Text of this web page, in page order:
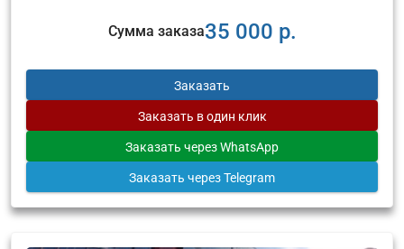
Сумма заказа35 000 р.
Заказать
Заказать в один клик
Заказать через WhatsApp
Заказать через Telegram